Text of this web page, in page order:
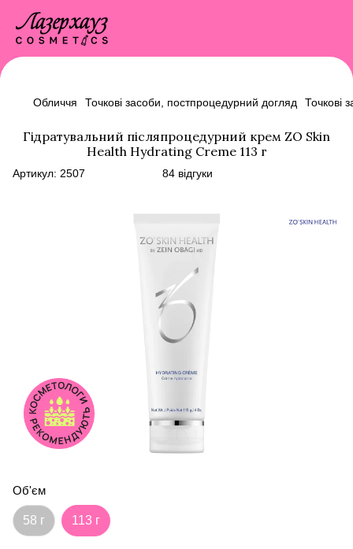
Обличчя Точкові засоби, постпроцедурний догляд Точкові
Гідратувальний післяпроцедурний крем ZO Skin
Health Hydrating Creme 113 г
Артикул: 2507 84 відгуки
Об'єм
58 г 113 г